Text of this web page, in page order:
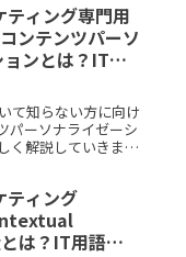
ティング専門用
ンテンツパーソ
ンとは？IT用
て知らない方に向け
パーソナライゼーシ
く解説していきま
ティング
は？IT用語を